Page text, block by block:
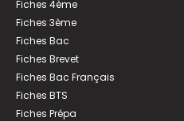
Fiches 4ème
Fiches 3ème
Fiches Bac
Fiches Brevet
Fiches Bac Français
Fiches BTS
Fiches Prépa